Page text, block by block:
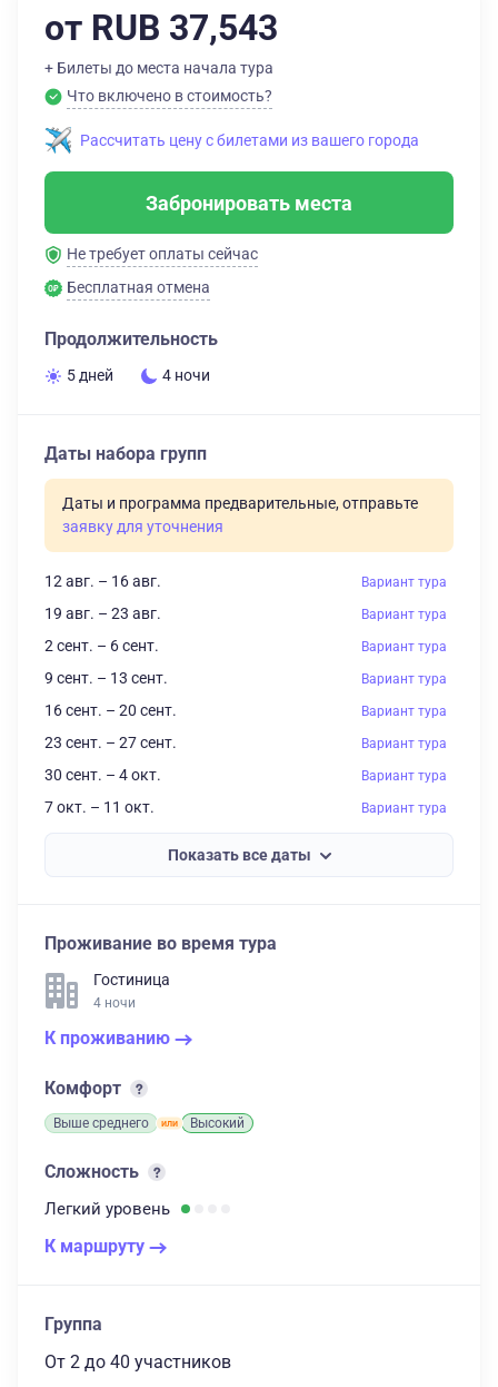
от RUB 37,543
+ Билеты до места начала тура
Что включено в стоимость?
Рассчитать цену с билетами из вашего города
Забронировать места
Не требует оплаты сейчас
Бесплатная отмена
Продолжительность
5 дней 4 ночи
Даты набора групп
Даты и программа предварительные, отправьте
заявку для уточнения
12 авг. – 16 авг. Вариант тура
19 авг. – 23 авг. Вариант тура
2 сент. – 6 сент. Вариант тура
9 сент. – 13 сент. Вариант тура
16 сент. – 20 сент. Вариант тура
23 сент. – 27 сент. Вариант тура
30 сент. – 4 окт. Вариант тура
7 окт. – 11 окт. Вариант тура
Показать все даты
Проживание во время тура
Гостиница
4 ночи
К проживанию
Комфорт
Выше среднего Высокий
Сложность
Легкий уровень
К маршруту
Группа
От 2 до 40 участников